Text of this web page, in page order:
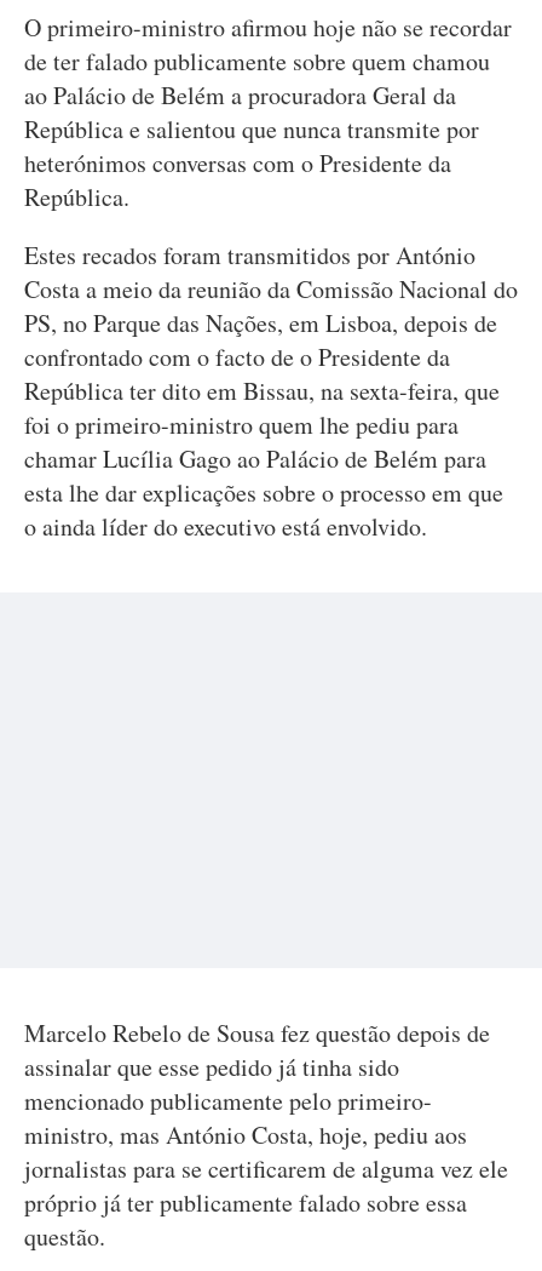
O primeiro-ministro afirmou hoje não se recordar
de ter falado publicamente sobre quem chamou
ao Palácio de Belém a procuradora Geral da
República e salientou que nunca transmite por
heterónimos conversas com o Presidente da
República.
Estes recados foram transmitidos por António
Costa a meio da reunião da Comissão Nacional do
PS, no Parque das Nações, em Lisboa, depois de
confrontado com o facto de o Presidente da
República ter dito em Bissau, na sexta-feira, que
foi o primeiro-ministro quem lhe pediu para
chamar Lucília Gago ao Palácio de Belém para
esta lhe dar explicações sobre o processo em que
o ainda líder do executivo está envolvido.
Marcelo Rebelo de Sousa fez questão depois de
assinalar que esse pedido já tinha sido
mencionado publicamente pelo primeiro-
ministro, mas António Costa, hoje, pediu aos
jornalistas para se certificarem de alguma vez ele
próprio já ter publicamente falado sobre essa
questão.